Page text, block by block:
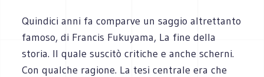
Quindici anni fa comparve un saggio altrettanto
famoso, di Francis Fukuyama, La fine della
storia. Il quale suscitò critiche e anche scherni.
Con qualche ragione. La tesi centrale era che